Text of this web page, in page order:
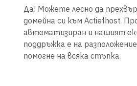
Да! Можете лесно да
домейна си към Actiefhost.
автоматизиран и нашият
поддръжка е на
помогне на всяка стъпка.